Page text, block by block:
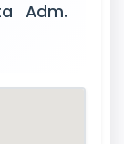
Adm.